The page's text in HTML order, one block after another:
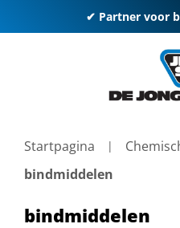
✔ Partner voor
Startpagina
bindmiddelen
bindmiddelen